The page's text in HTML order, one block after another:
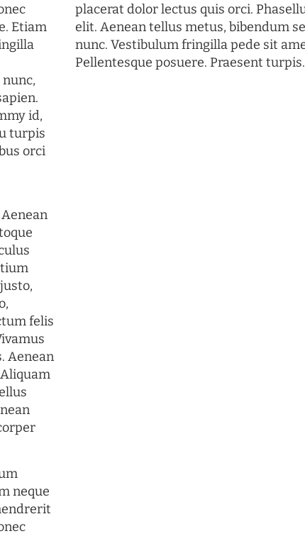
Etiam
id,
turpis
orci
felis
Aenean
neque
placerat dolor lectus quis orci.
elit. Aenean tellus metus, bibendum
nunc. Vestibulum fringilla pede sit
Pellentesque posuere. Praesent turpis.